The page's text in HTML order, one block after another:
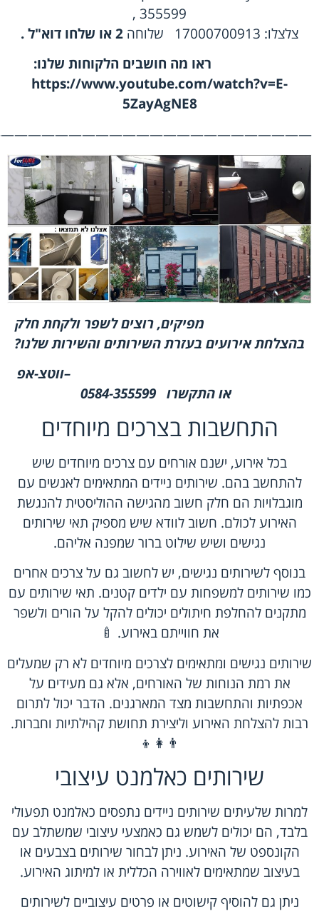
355599 ,
צלצלו: 17000700913 שלוחה 2או שלחו דוא"ל.
ראו מה חושבים הלקוחות שלנו:
https://www.youtube.com/watch?v=E-
5ZayAgNE8
מפיקים, רוצים לשפר ולקחת חלק
בהצלחת אירועים בעזרת השירותים והשירות שלנו?
–ווטצ-אפ
או התקשרו 0584-355599
התחשבות בצרכים מיוחדים
בכל אירוע, ישנם אורחים עם צרכים מיוחדים שיש
להתחשב בהם. שירותים ניידים המתאימים לאנשים עם
מוגבלויות הם חלק חשוב מהגישה ההוליסטית להנגשת
האירוע לכולם. חשוב לוודא שיש מספיק תאי שירותים
נגישים ושיש שילוט ברור שמפנה אליהם.
בנוסף לשירותים נגישים, יש לחשוב גם על צרכים אחרים
כמו שירותים למשפחות עם ילדים קטנים. תאי שירותים עם
מתקנים להחלפת חיתולים יכולים להקל על הורים ולשפר
את חווייתם באירוע. 🍼
שירותים נגישים ומתאימים לצרכים מיוחדים לא רק שמעלים
את רמת הנוחות של האורחים, אלא גם מעידים על
אכפתיות והתחשבות מצד המארגנים. הדבר יכול לתרום
רבות להצלחת האירוע וליצירת תחושת קהילתיות וחברות.
👨‍👩‍👦
שירותים כאלמנט עיצובי
למרות שלעיתים שירותים ניידים נתפסים כאלמנט תפעולי
בלבד, הם יכולים לשמש גם כאמצעי עיצובי שמשתלב עם
הקונספט של האירוע. ניתן לבחור שירותים בצבעים או
בעיצוב שמתאימים לאווירה הכללית או למיתוג האירוע.
ניתן גם להוסיף קישוטים או פרטים עיצוביים לשירותים